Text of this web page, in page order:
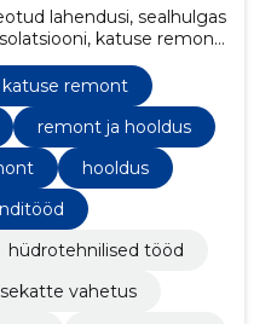
lahendusi, sealhulgas
katuse remonti
vahetust.
katuse remont
remont ja hooldus
hooldus
hüdrotehnilised tööd
vahetus